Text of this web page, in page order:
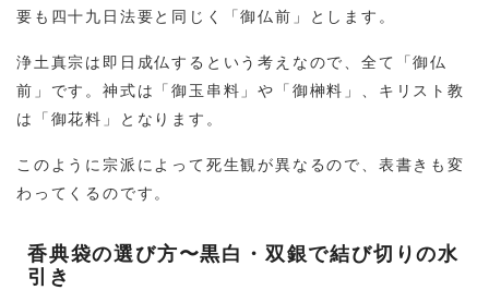
要も四十九日法要と同じく「御仏前」とします。
浄土真宗は即日成仏するという考えなので、全て「御仏
前」です。神式は「御玉串料」や「御榊料」、キリスト教
は「御花料」となります。
このように宗派によって死生観が異なるので、表書きも変
わってくるのです。
香典袋の選び方〜黒白・双銀で結び切りの水
引き